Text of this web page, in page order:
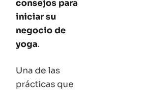
consejos para
iniciar su
negocio de
yoga.
Una de las
prácticas que